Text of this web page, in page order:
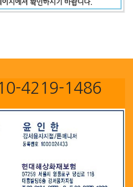
4219-1486